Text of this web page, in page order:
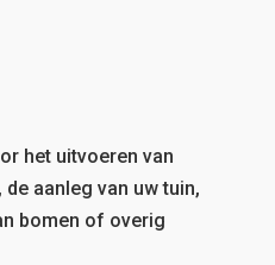
het uitvoeren van
aanleg van uw tuin,
bomen of overig